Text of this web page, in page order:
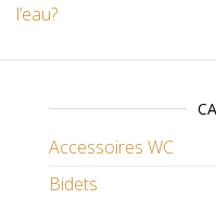
l’eau?
Accessoires WC
Bidets